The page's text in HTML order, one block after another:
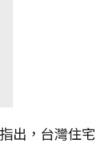
出，台灣住宅